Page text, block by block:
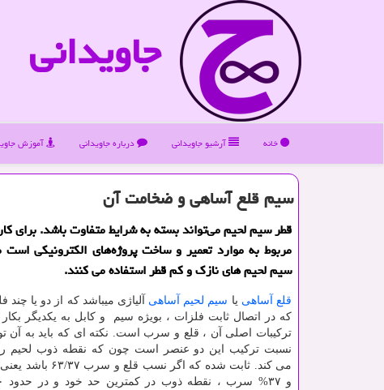
جاویدانی
خانه آرشیو جاویدانی درباره جاویدانی آموزش
سیم قلع آساهی و ضخامت آن
قطر سیم لحیم می‌تواند بسته به شرایط متفاوت باشد. برای
مربوط به موارد تعمیر و ساخت پروژه‌های الكترونیكی است
سیم لحیم های نازك و كم قطر استفاده می كنند.
قلع آساهی یا سیم لحیم آساهی آلیاژی میباشد که از دو یا چند
که در اتصال ثابت فلزات ، بویژه سیم و کابل به یکدیگر
ترکیبات اصلی آن ، قلع و سرب است. نکته ای که باید به آن
نسبت ترکیب این دو عنصر است چون که نقطه ذوب لحیم